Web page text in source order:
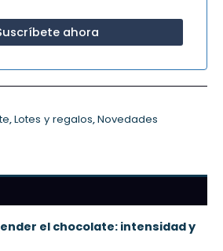
,Lotes y regalos,Novedades
el chocolate: intensidad y